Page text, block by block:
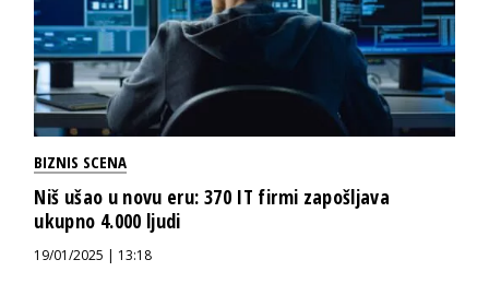
BIZNIS SCENA
Niš ušao u novu eru: 370 IT firmi zapošljava
ukupno 4.000 ljudi
19/01/2025 | 13:18